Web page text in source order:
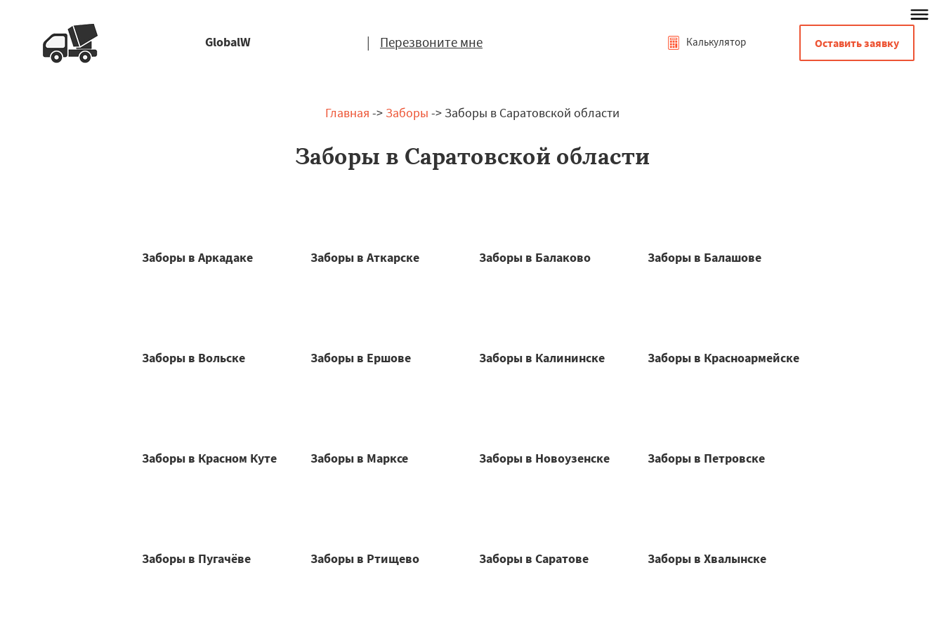
GlobalW | Перезвоните мне Калькулятор Оставить заявку
Главная -> Заборы -> Заборы в Саратовской области
Заборы в Саратовской области
Заборы в Аркадаке Заборы в Аткарске Заборы в Балаково Заборы в Балашове
Заборы в Вольске Заборы в Ершове Заборы в Калининске Заборы в Красноармейске
Заборы в Красном Куте Заборы в Марксе Заборы в Новоузенске Заборы в Петровске
Заборы в Пугачёве Заборы в Ртищево Заборы в Саратове Заборы в Хвалынске